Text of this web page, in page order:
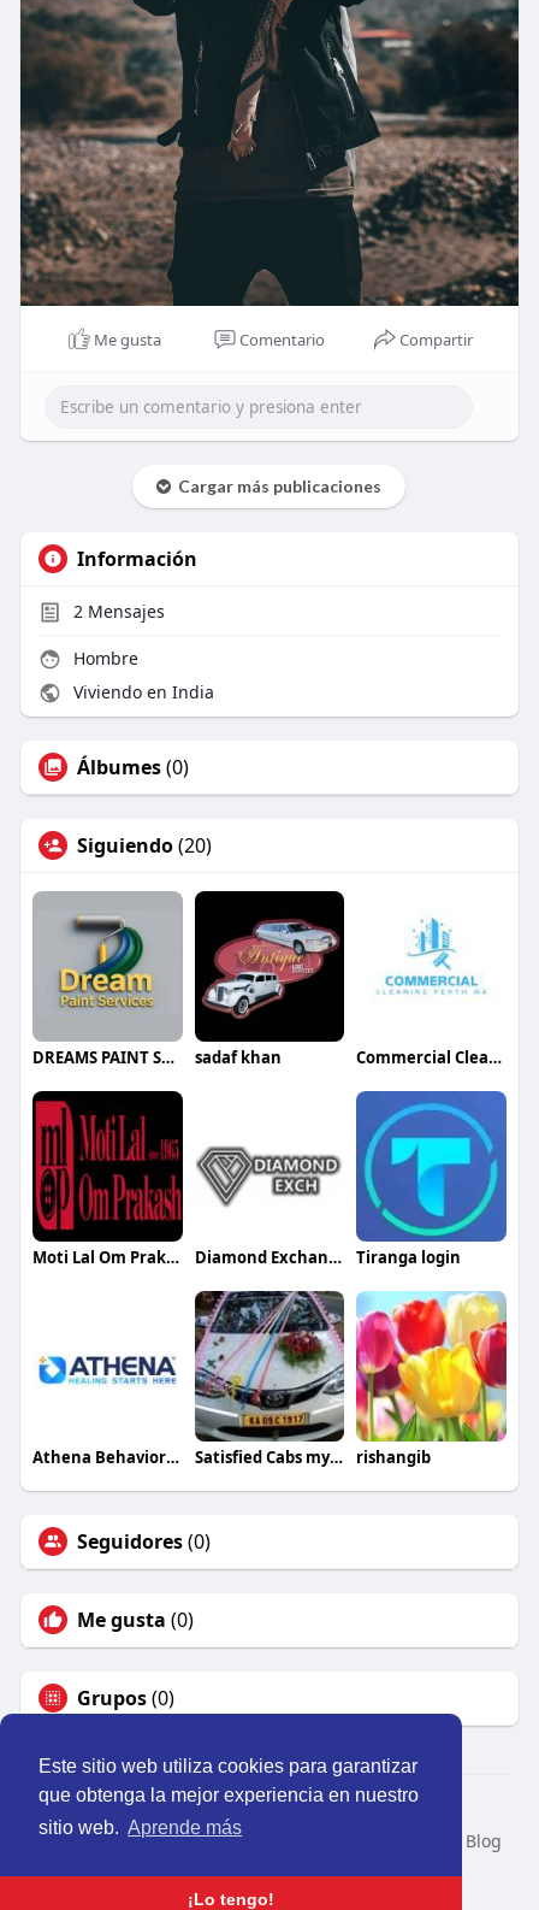
Este sitio web utiliza cookies para garantizar
que obtenga la mejor experiencia en nuestro
sitio web. Aprende más
¡Lo tengo!
Me gusta Comentario Compartir
Cargar más publicaciones
Información
2Mensajes
Hombre
Viviendo en India
Álbumes(0)
Siguiendo(20)
DREAMS PAINT SERVICES sadaf khan Commercial Cleaning
Moti Lal Om Prakash Diamond Exchange Tiranga login
Athena Behavioral Health Satisfied Cabs mysore rishangib
Seguidores(0)
Me gusta (0)
Grupos(0)
© 2026 Perú Activo
Inicio
Nosotros Contacto
Blog
Idioma